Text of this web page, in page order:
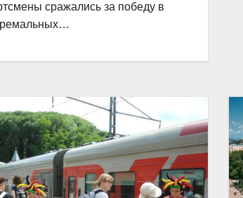
сражались за победу в